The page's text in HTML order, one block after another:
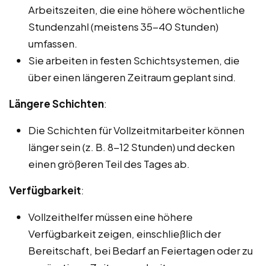
Arbeitszeiten, die eine höhere wöchentliche
Stundenzahl (meistens 35-40 Stunden)
umfassen.
Sie arbeiten in festen Schichtsystemen, die
über einen längeren Zeitraum geplant sind.
Längere Schichten:
Die Schichten für Vollzeitmitarbeiter können
länger sein (z. B. 8-12 Stunden) und decken
einen größeren Teil des Tages ab.
Verfügbarkeit:
Vollzeithelfer müssen eine höhere
Verfügbarkeit zeigen, einschließlich der
Bereitschaft, bei Bedarf an Feiertagen oder zu